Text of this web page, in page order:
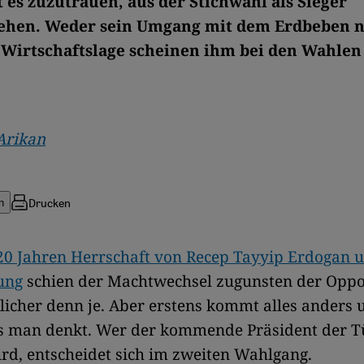
Weder sein Umgang mit dem Erdbeben
scheinen ihm bei den
Drucken
Jahren Herrschaft von Recep Tayyip Erdogan
schien der Machtwechsel zugunsten der
denn je. Aber erstens kommt alles anders
man denkt. Wer der kommende Präsident der
entscheidet sich im zweiten Wahlgang.